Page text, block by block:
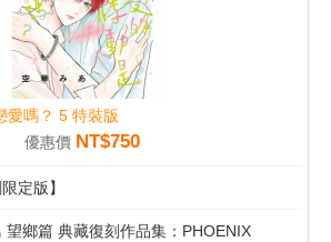
愛嗎？ 5 特裝版
優惠價 NT$750
定版】
望鄉篇 典藏復刻作品集：PHOENIX